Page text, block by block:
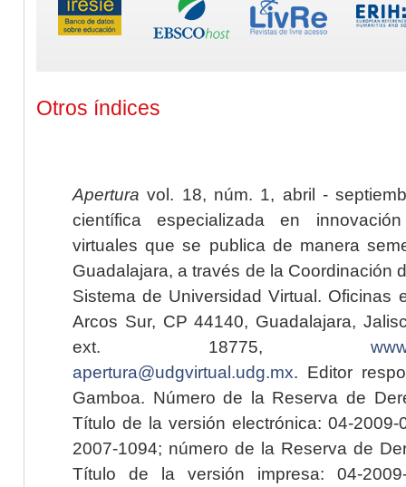
Otros índices
Apertura vol. 18, núm. 1, abril -
científica especializada en
virtuales que se publica de manera
Guadalajara, a través de la Coordinación
Sistema de Universidad Virtual. Oficinas
Arcos Sur, CP 44140, Guadalajara,
ext. 18775,
apertura@udgvirtual.udg.mx. Editor
Gamboa. Número de la Reserva de
Título de la versión electrónica: 04-2009-
2007-1094; número de la Reserva de
Título de la versión impresa: 04-2009-